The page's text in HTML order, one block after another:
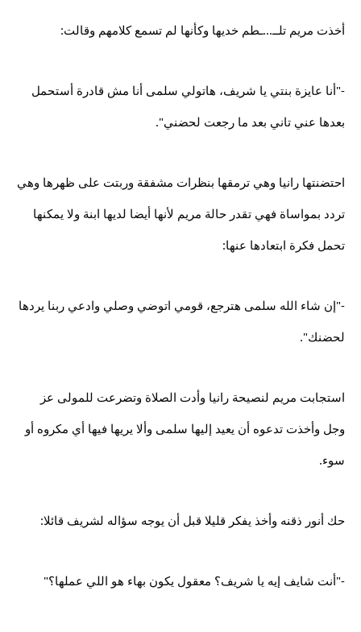
أخذت مريم تلــ...ـطم خديها وكأنها لم تسمع كلامهم وقالت:
-"أنا عايزة بنتي يا شريف، هاتولي سلمى أنا مش قادرة أستحمل
بعدها عني تاني بعد ما رجعت لحضني".
احتضنتها رانيا وهي ترمقها بنظرات مشفقة وربتت على ظهرها وهي
تردد بمواساة فهي تقدر حالة مريم لأنها أيضا لديها ابنة ولا يمكنها
تحمل فكرة ابتعادها عنها:
-"إن شاء الله سلمى هترجع، قومي اتوضي وصلي وادعي ربنا يردها
لحضنك".
استجابت مريم لنصيحة رانيا وأدت الصلاة وتضرعت للمولى عز
وجل وأخذت تدعوه أن يعيد إليها سلمى وألا يريها فيها أي مكروه أو
سوء.
حك أنور ذقنه وأخذ يفكر قليلا قبل أن يوجه سؤاله لشريف قائلا:
-"أنت شايف إيه يا شريف؟ معقول يكون بهاء هو اللي عملها؟"